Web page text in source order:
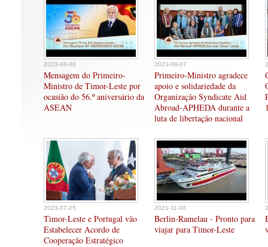
2023-08-08
Mensagem do Primeiro-
Ministro de Timor-Leste por
ocasião do 56.º aniversário da
ASEAN
2023-08-07
Primeiro-Ministro agradece
apoio e solidariedade da
Organização Syndicate Aid
Abroad-APHEDA durante a
luta de libertação nacional
2023-07-25
Timor-Leste e Portugal vão
Estabelecer Acordo de
Cooperação Estratégico
2021-11-08
Berlin-Ramelau - Pronto para
viajar para Timor-Leste